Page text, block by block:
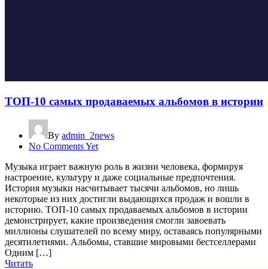
ТОП-10 самых продаваемых альбомов в истории
By admin_2news
No Comments Yet
Музыка играет важную роль в жизни человека, формируя
настроение, культуру и даже социальные предпочтения.
История музыки насчитывает тысячи альбомов, но лишь
некоторые из них достигли выдающихся продаж и вошли в
историю. ТОП-10 самых продаваемых альбомов в истории
демонстрирует, какие произведения смогли завоевать
миллионы слушателей по всему миру, оставаясь популярными
десятилетиями. Альбомы, ставшие мировыми бестселлерами
Одним […]
Читать